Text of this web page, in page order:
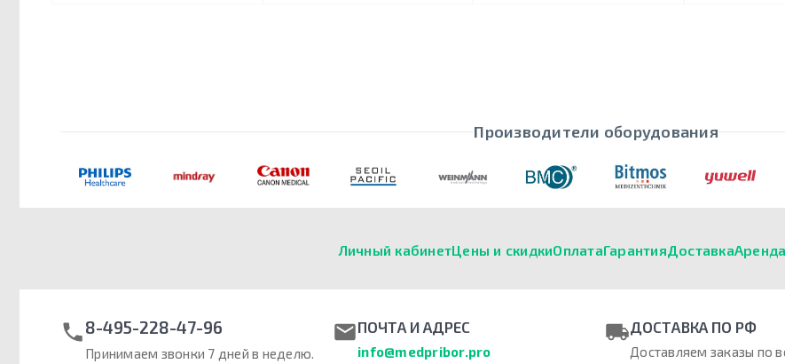
Производители оборудования
Личный кабинетЦены и скидкиОплатаГарантияДоставкаАренда
8-495-228-47-96
Принимаем звонки 7 дней в неделю.
ПОЧТА И АДРЕС
info@medpribor.pro
ДОСТАВКА ПО РФ
Доставляем заказы по